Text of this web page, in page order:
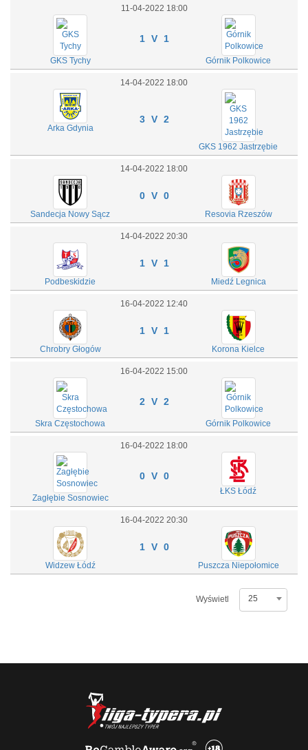
11-04-2022 18:00
GKS Tychy
1 V 1
Górnik Polkowice
14-04-2022 18:00
Arka Gdynia
3 V 2
GKS 1962 Jastrzębie
14-04-2022 18:00
Sandecja Nowy Sącz
0 V 0
Resovia Rzeszów
14-04-2022 20:30
Podbeskidzie
1 V 1
Miedź Legnica
16-04-2022 12:40
Chrobry Głogów
1 V 1
Korona Kielce
16-04-2022 15:00
Skra Częstochowa
2 V 2
Górnik Polkowice
16-04-2022 18:00
Zagłębie Sosnowiec
0 V 0
ŁKS Łódź
16-04-2022 20:30
Widzew Łódź
1 V 0
Puszcza Niepołomice
Wyświetl 25